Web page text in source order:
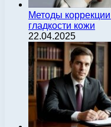
Методы
гладкости кожи
22.04.2025